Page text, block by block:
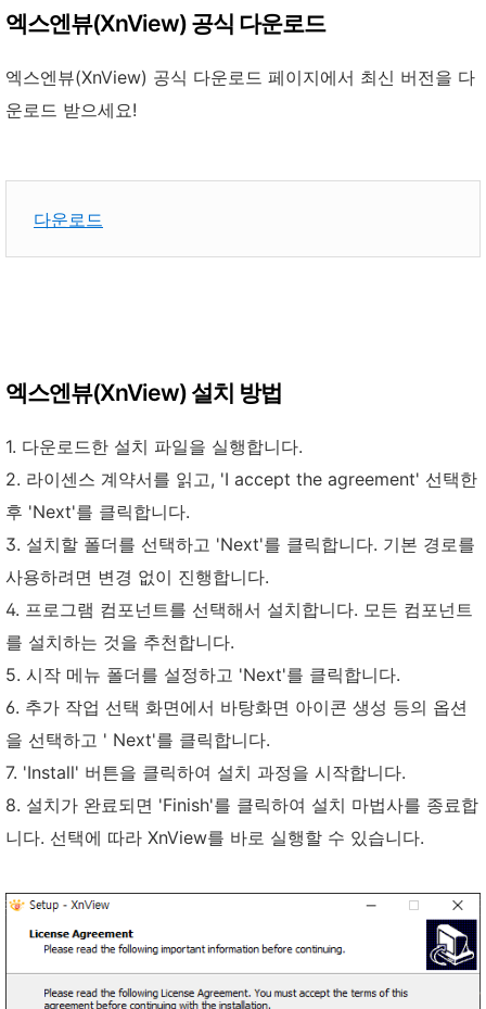
엑스엔뷰(XnView) 공식 다운로드
엑스엔뷰(XnView) 공식 다운로드 페이지에서 최신 버전을 다
운로드 받으세요!
다운로드
엑스엔뷰(XnView) 설치 방법
1. 다운로드한 설치 파일을 실행합니다.
2. 라이센스 계약서를 읽고, 'I accept the agreement' 선택한
후 'Next'를 클릭합니다.
3. 설치할 폴더를 선택하고 'Next'를 클릭합니다. 기본 경로를
사용하려면 변경 없이 진행합니다.
4. 프로그램 컴포넌트를 선택해서 설치합니다. 모든 컴포넌트
를 설치하는 것을 추천합니다.
5. 시작 메뉴 폴더를 설정하고 'Next'를 클릭합니다.
6. 추가 작업 선택 화면에서 바탕화면 아이콘 생성 등의 옵션
을 선택하고 ' Next'를 클릭합니다.
7. 'Install' 버튼을 클릭하여 설치 과정을 시작합니다.
8. 설치가 완료되면 'Finish'를 클릭하여 설치 마법사를 종료합
니다. 선택에 따라 XnView를 바로 실행할 수 있습니다.